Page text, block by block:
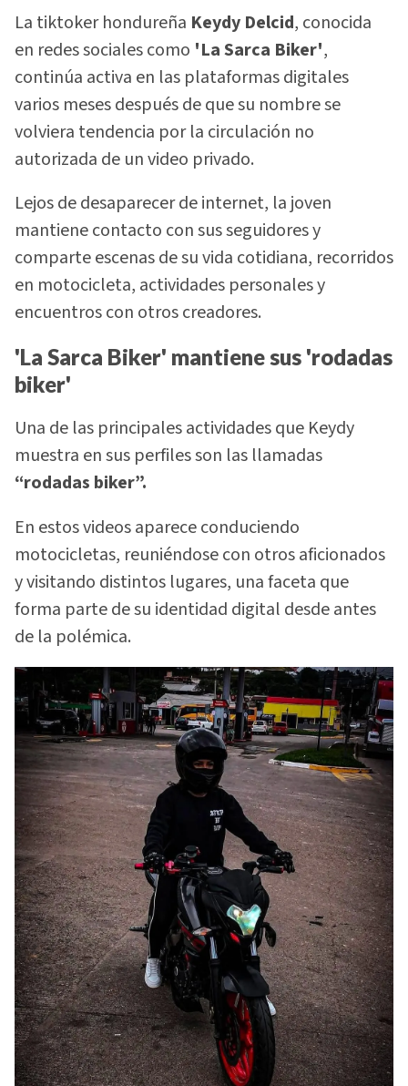
La tiktoker hondureña Keydy Delcid, conocida
en redes sociales como 'La Sarca Biker',
continúa activa en las plataformas digitales
varios meses después de que su nombre se
volviera tendencia por la circulación no
autorizada de un video privado.
Lejos de desaparecer de internet, la joven
mantiene contacto con sus seguidores y
comparte escenas de su vida cotidiana, recorridos
en motocicleta, actividades personales y
encuentros con otros creadores.
'La Sarca Biker' mantiene sus 'rodadas
biker'
Una de las principales actividades que Keydy
muestra en sus perfiles son las llamadas
“rodadas biker”.
En estos videos aparece conduciendo
motocicletas, reuniéndose con otros aficionados
y visitando distintos lugares, una faceta que
forma parte de su identidad digital desde antes
de la polémica.